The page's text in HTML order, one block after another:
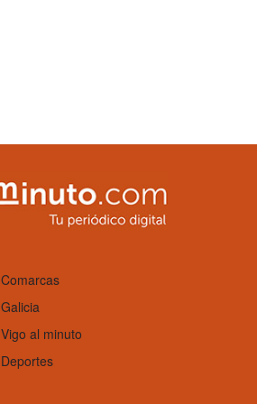
Comarcas
Galicia
Vigo al minuto
Deportes